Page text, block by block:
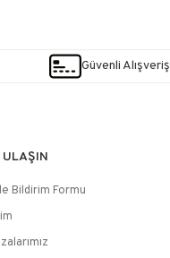
Güvenli Alışveriş
ULAŞIN
Bildirim Formu